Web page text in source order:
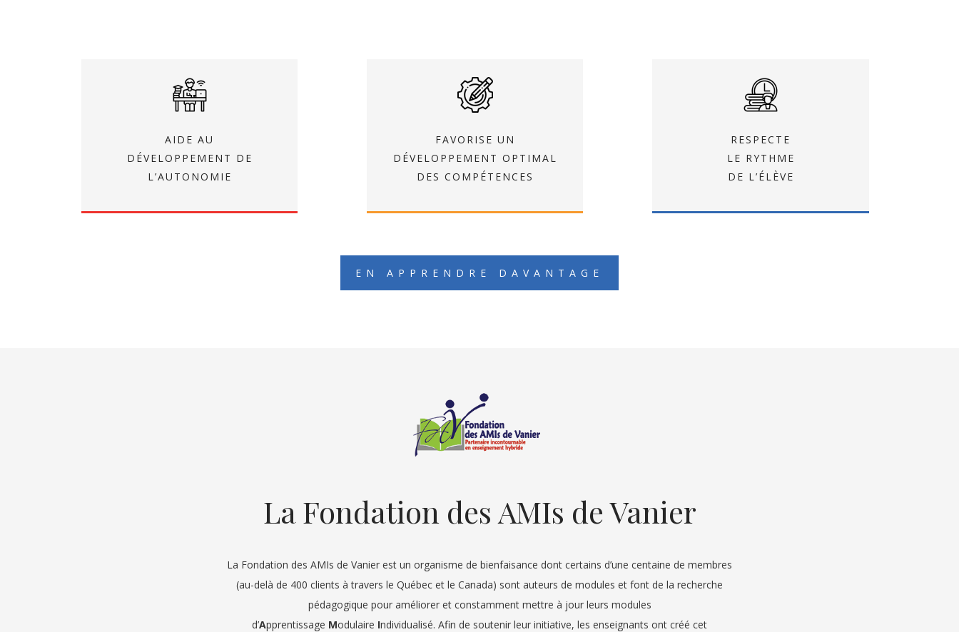
AIDE AU
DÉVELOPPEMENT DE
L’AUTONOMIE
FAVORISE UN
DÉVELOPPEMENT OPTIMAL
DES COMPÉTENCES
RESPECTE
LE RYTHME
DE L’ÉLÈVE
EN APPRENDRE DAVANTAGE
La Fondation des AMIs de Vanier
La Fondation des AMIs de Vanier est un organisme de bienfaisance dont certains d’une centaine de membres
(au-delà de 400 clients à travers le Québec et le Canada) sont auteurs de modules et font de la recherche
pédagogique pour améliorer et constamment mettre à jour leurs modules
d’Apprentissage Modulaire Individualisé. Afin de soutenir leur initiative, les enseignants ont créé cet